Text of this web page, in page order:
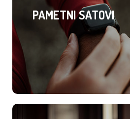
PAMETNI SATOVI